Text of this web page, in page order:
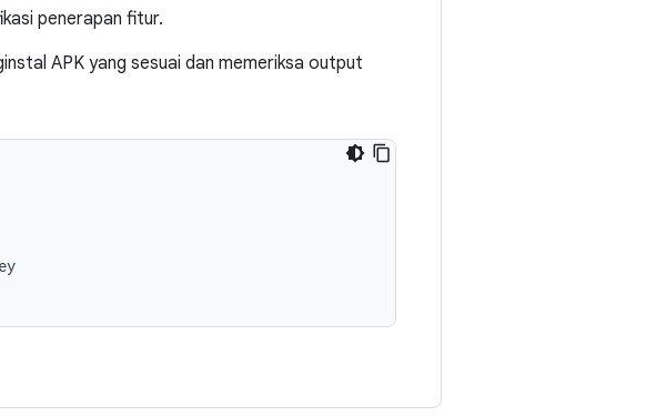
penerapan fitur.
APK yang sesuai dan memeriksa output